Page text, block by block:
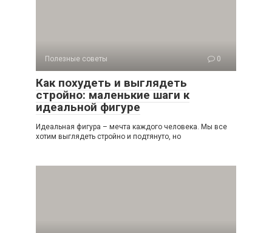
Полезные советы 0
Как похудеть и выглядеть
стройно: маленькие шаги к
идеальной фигуре
Идеальная фигура – мечта каждого человека. Мы все
хотим выглядеть стройно и подтянуто, но